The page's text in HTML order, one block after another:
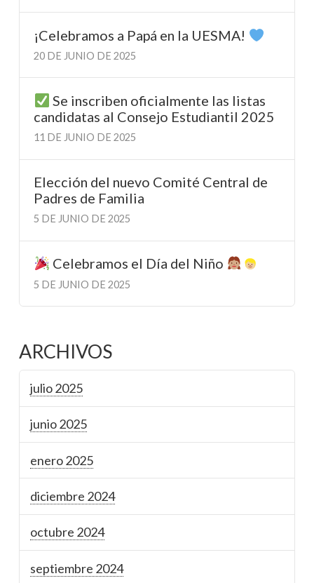
¡Celebramos a Papá en la UESMA!
20 DE JUNIO DE 2025
Se inscriben oficialmente las listas
candidatas al Consejo Estudiantil 2025
11 DE JUNIO DE 2025
Elección del nuevo Comité Central de
Padres de Familia
5 DE JUNIO DE 2025
Celebramos el Día del Niño
5 DE JUNIO DE 2025
ARCHIVOS
julio 2025
junio 2025
enero 2025
diciembre 2024
octubre 2024
septiembre 2024